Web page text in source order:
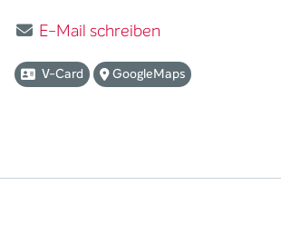
E-Mail schreiben
V-Card GoogleMaps